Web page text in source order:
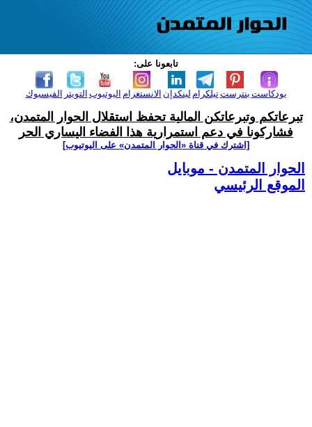
تابعونا على:
الفيسبوك التويتر اليوتيوب الانستغرام لينكدإن تيلكرامبنترست بودكاست
تبرعاتكم وتبرعاتكن المالية تحفظ استقلال الحوار المتمدن،
فشاركونا في دعم استمرارية هذا الفضاء اليساري الحر
[اشترك في قناة ‫«الحوار المتمدن» على اليوتيوب]
الحوار المتمدن - موبايل
الموقع الرئيسي